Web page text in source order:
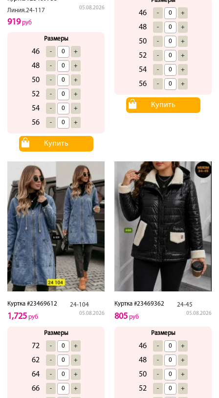
Линия.24-117
05.08.2026
919руб
Размеры
46 - +
48 - +
50 - +
52 - +
54 - +
56 - +
Купить
46 - +
48 - +
50 - +
52 - +
54 - +
56 - +
Купить
Куртка #23469612 24-104
05.08.2026
1,725 руб
Размеры
72 - +
62 - +
64 - +
66 - +
Куртка #23469362 24-45
05.08.2026
805 руб
Размеры
46 - +
48 - +
50 - +
52 - +